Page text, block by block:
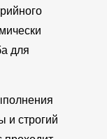
для
и строгий